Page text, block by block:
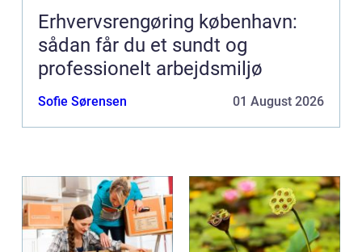
Erhvervsrengøring københavn:
sådan får du et sundt og
professionelt arbejdsmiljø
Sofie Sørensen 01 August 2026